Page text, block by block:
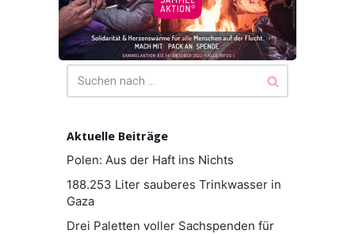
Aktuelle Beiträge
Polen: Aus der Haft ins Nichts
188.253 Liter sauberes Trinkwasser in
Gaza
Drei Paletten voller Sachspenden für